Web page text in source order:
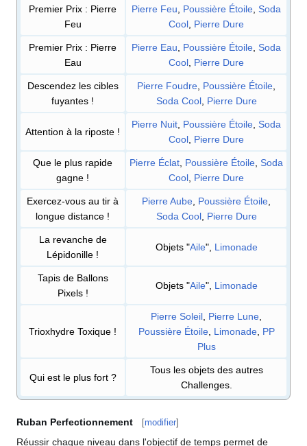
Premier Prix : Pierre
Feu
Pierre Feu Poussière Étoile Soda
Cool Pierre Dure
Premier Prix : Pierre
Eau
Pierre Eau Poussière Étoile Soda
Cool Pierre Dure
Descendez les cibles
fuyantes !
Pierre Foudre Poussière Étoile
Soda Cool, Pierre Dure
Attention à la riposte !
Pierre Nuit Poussière Étoile Soda
Cool Pierre Dure
Que le plus rapide
gagne !
Pierre Éclat Poussière Étoile Soda
Cool Pierre Dure
Exercez-vous au tir à
longue distance !
Pierre Aube Poussière Étoile
Soda Cool, Pierre Dure
La revanche de
Lépidonille !
Objets "Aile", Limonade
Tapis de Ballons
Pixels !
Objets "Aile", Limonade
Trioxhydre Toxique !
Pierre Soleil Pierre Lune
Poussière Étoile, Limonade, PP
Plus
Qui est le plus fort ?
Tous les objets des autres
Challenges.
Ruban Perfectionnement [modifier]
Réussir chaque niveau dans l'objectif de temps permet de